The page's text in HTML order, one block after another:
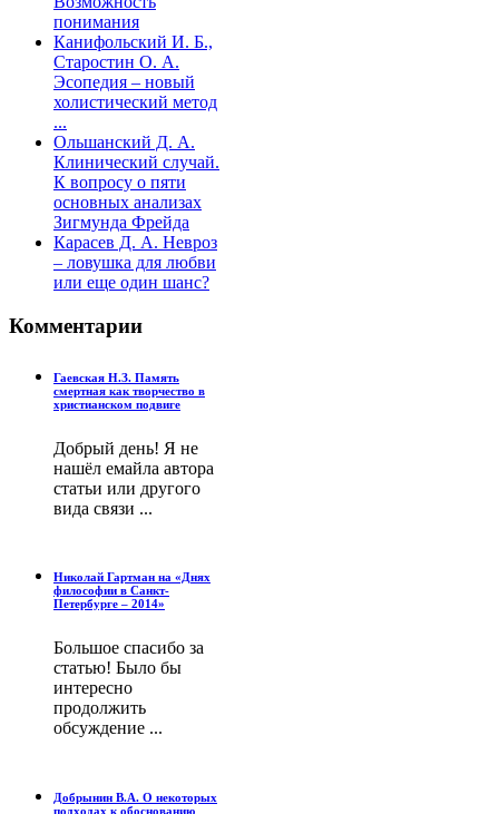
понимания
Канифольский И. Б.,
Старостин О. А.
Эсопедия – новый
холистический метод
...
Ольшанский Д. А.
Клинический случай.
К вопросу о пяти
основных анализах
Зигмунда Фрейда
Карасев Д. А. Невроз
– ловушка для любви
или еще один шанс?
Комментарии
Гаевская Н.З. Память
смертная как творчество в
христианском подвиге
Добрый день! Я не
нашёл емайла автора
статьи или другого
вида связи ...
Николай Гартман на «Днях
философии в Санкт-
Петербурге – 2014»
Большое спасибо за
статью! Было бы
интересно
продолжить
обсуждение ...
Добрынин В.А. О некоторых
подходах к обоснованию